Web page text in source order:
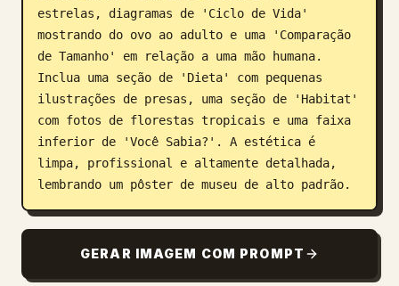
estrelas, diagramas de 'Ciclo de Vida'
mostrando do ovo ao adulto e uma 'Comparação
de Tamanho' em relação a uma mão humana.
Inclua uma seção de 'Dieta' com pequenas
ilustrações de presas, uma seção de 'Habitat'
com fotos de florestas tropicais e uma faixa
inferior de 'Você Sabia?'. A estética é
limpa, profissional e altamente detalhada,
lembrando um pôster de museu de alto padrão.
GERAR IMAGEM COM PROMPT